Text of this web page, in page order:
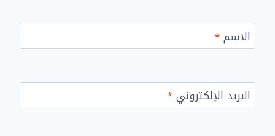
الاسم*
البريد الإلكتروني*